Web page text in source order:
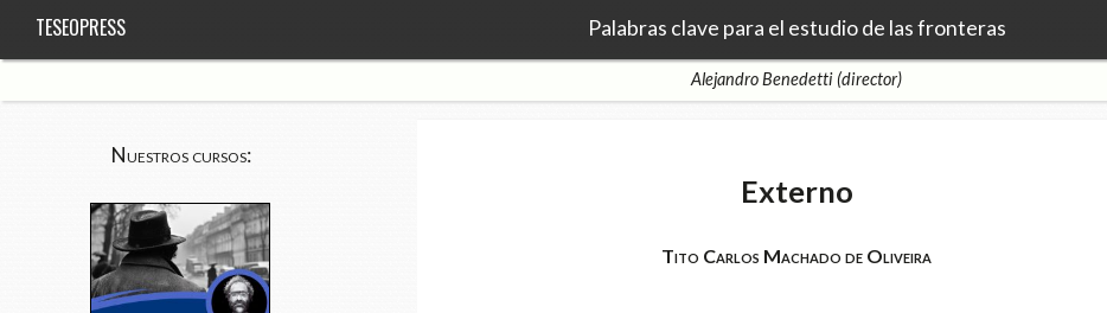
Palabras clave para el estudio de las fronteras
TESEOPRESS
Alejandro Benedetti (director)
Nuestros cursos:
Externo
Tito Carlos Machado de Oliveira